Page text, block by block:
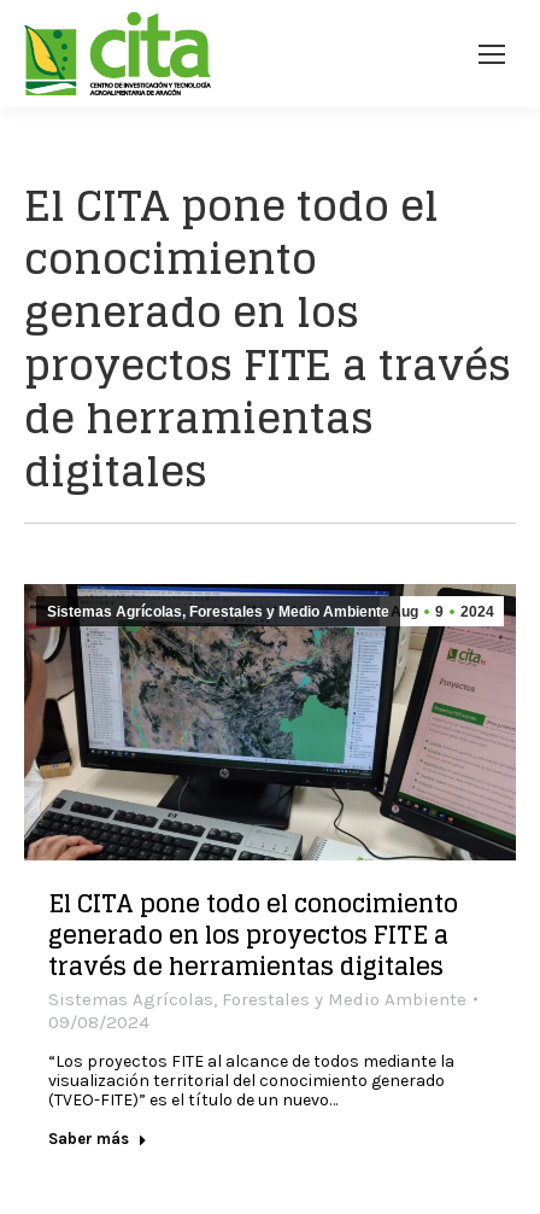
El CITA pone todo el
conocimiento
generado en los
proyectos FITE a través
de herramientas
digitales
Aug 9 2024
Sistemas Agrícolas, Forestales y Medio Ambiente
El CITA pone todo el conocimiento
generado en los proyectos FITE a
través de herramientas digitales
Sistemas Agrícolas, Forestales y Medio Ambiente
09/08/2024
“Los proyectos FITE al alcance de todos mediante la
visualización territorial del conocimiento generado
(TVEO-FITE)” es el título de un nuevo…
Saber más